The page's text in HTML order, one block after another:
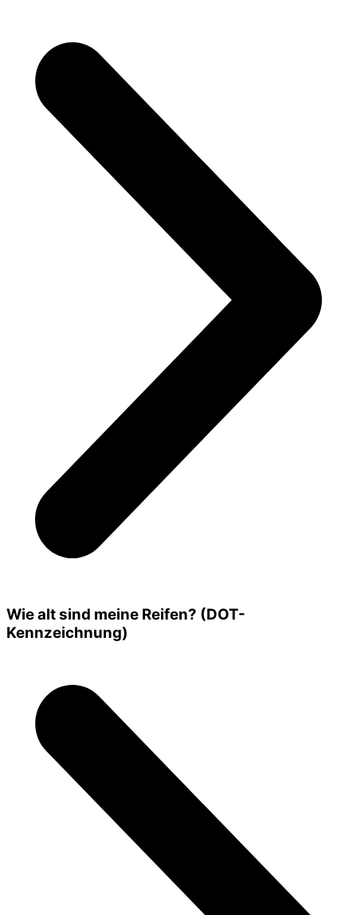
Wie alt sind meine Reifen? (DOT-
Kennzeichnung)